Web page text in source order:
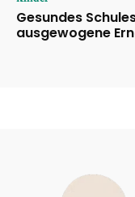
Gesundes
ausgewogene